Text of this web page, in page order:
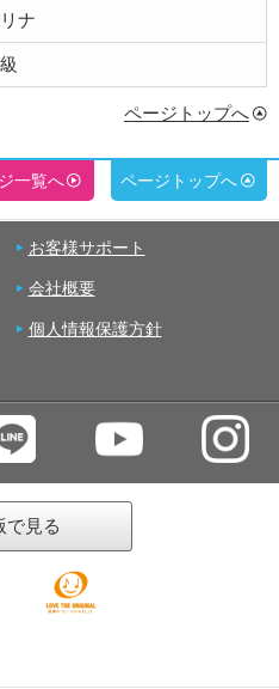
ナ
ページトップへ
一覧へ ページトップへ
お客様サポート
会社概要
個人情報保護方針
で見る